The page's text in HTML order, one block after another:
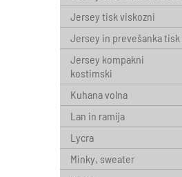
Jersey tisk viskozni
Jersey in prevešanka tisk
Jersey kompakni
kostimski
Kuhana volna
Lan in ramija
Lycra
Minky, sweater